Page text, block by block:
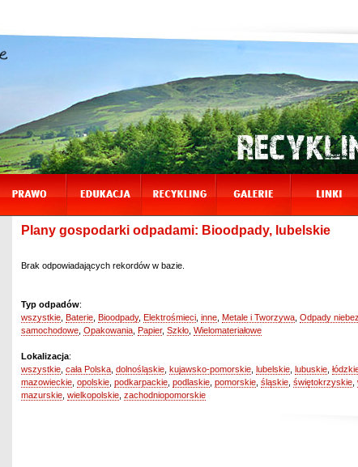
Plany gospodarki odpadami: Bioodpady, lubelskie
Brak odpowiadających rekordów w bazie.
Typ odpadów:
wszystkie Baterie Bioodpady, Elektrośmieci inne Metale i Tworzywa Odpady
samochodowe Opakowania Papier, Szkło Wielomateriałowe
Lokalizacja:
wszystkie cała Polska dolnośląskie kujawsko-pomorskie lubelskie lubuskie
mazowieckie opolskie podkarpackie podlaskie pomorskie śląskie świętokrzyskie
mazurskie wielkopolskie zachodniopomorskie